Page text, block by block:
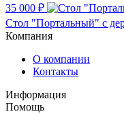
35 000 ₽
Стол "Портальный" с
Компания
О компании
Контакты
Информация
Помощь